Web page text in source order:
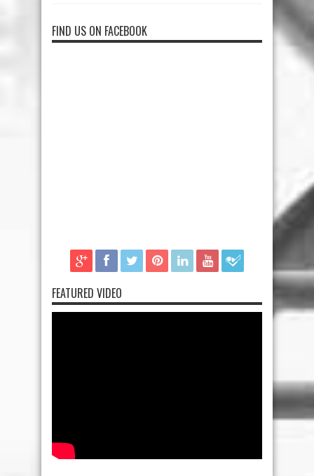
FIND US ON FACEBOOK
FEATURED VIDEO